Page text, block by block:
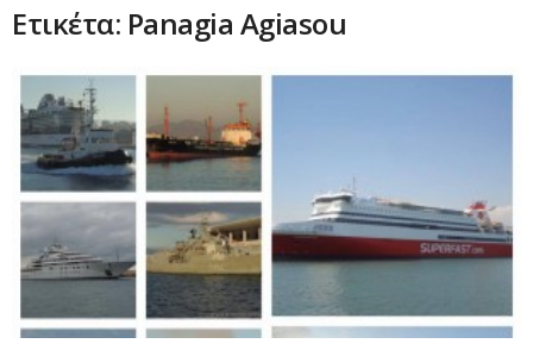
Ετικέτα: Panagia Agiasou